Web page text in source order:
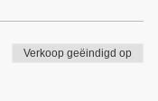
Verkoop geëindigd op